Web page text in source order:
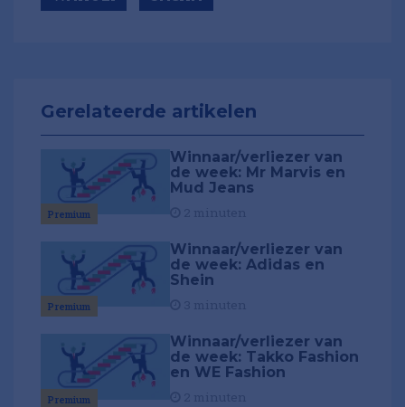
Gerelateerde artikelen
Premium
Winnaar/verliezer van
de week: Mr Marvis en
Mud Jeans
Premium
Winnaar/verliezer van
de week: Adidas en
Shein
Premium
Winnaar/verliezer van
de week: Takko Fashion
en WE Fashion